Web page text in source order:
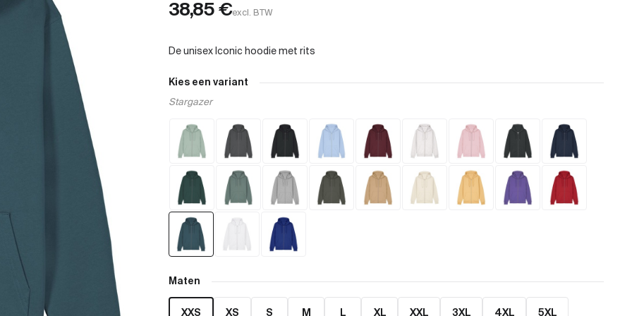
38,85€excl. BTW
Kies een variant
Stargazer
Maten
XXS XS S M L XL XXL 3XL 4XL 5XL